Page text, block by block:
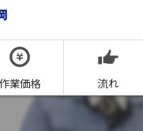
作業価格 流れ